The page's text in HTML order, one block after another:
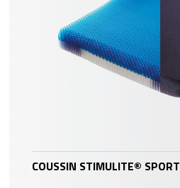
COUSSIN STIMULITE® SPORT